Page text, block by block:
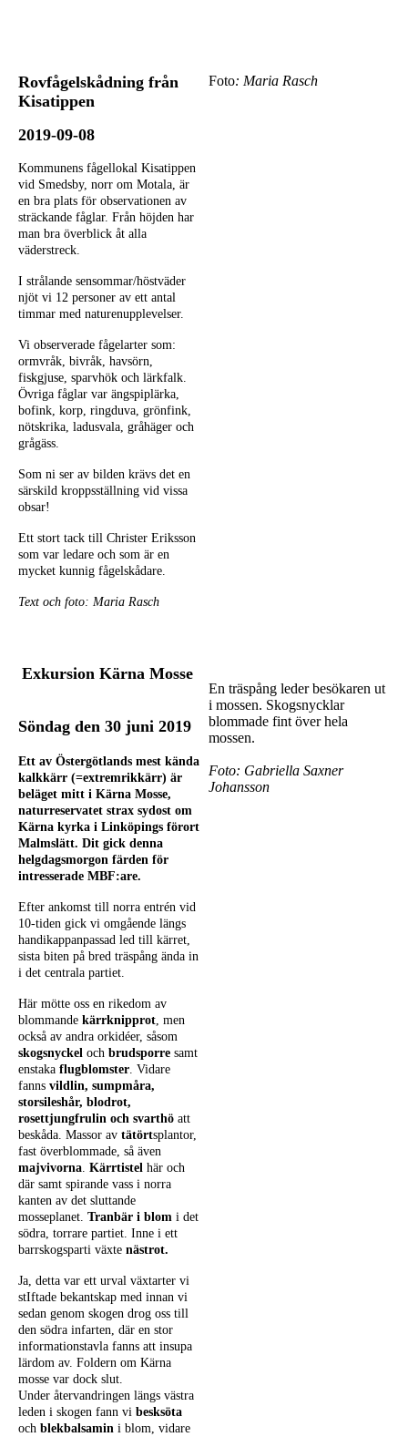
Rovfågelskådning från
Kisatippen
2019-09-08
Kommunens fågellokal Kisatippen
vid Smedsby, norr om Motala, är
en bra plats för observationen av
sträckande fåglar. Från höjden har
man bra överblick åt alla
väderstreck.
I strålande sensommar/höstväder
njöt vi 12 personer av ett antal
timmar med naturenupplevelser.
Vi observerade fågelarter som:
ormvråk, bivråk, havsörn,
fiskgjuse, sparvhök och lärkfalk.
Övriga fåglar var ängspiplärka,
bofink, korp, ringduva, grönfink,
nötskrika, ladusvala, gråhäger och
grågäss.
Som ni ser av bilden krävs det en
särskild kroppsställning vid vissa
obsar!
Ett stort tack till Christer Eriksson
som var ledare och som är en
mycket kunnig fågelskådare.
Text och foto: Maria Rasch
Foto: Maria Rasch
Exkursion Kärna Mosse
Söndag den 30 juni 2019
Ett av Östergötlands mest kända
kalkkärr (=extremrikkärr) är
beläget mitt i Kärna Mosse,
naturreservatet strax sydost om
Kärna kyrka i Linköpings förort
Malmslätt. Dit gick denna
helgdagsmorgon färden för
intresserade MBF:are.
Efter ankomst till norra entrén vid
10-tiden gick vi omgående längs
handikappanpassad led till kärret,
sista biten på bred träspång ända in
i det centrala partiet.
Här mötte oss en rikedom av
blommande kärrknipprot, men
också av andra orkidéer, såsom
skogsnyckel och brudsporre samt
enstaka flugblomster. Vidare
fanns vildlin, sumpmåra,
storsileshår, blodrot,
rosettjungfrulin och svarthö att
beskåda. Massor av tätörtsplantor,
fast överblommade, så även
majvivorna. Kärrtistel här och
där samt spirande vass i norra
kanten av det sluttande
mosseplanet. Tranbär i blom i det
södra, torrare partiet. Inne i ett
barrskogsparti växte nästrot.
Ja, detta var ett urval växtarter vi
stIftade bekantskap med innan vi
sedan genom skogen drog oss till
den södra infarten, där en stor
informationstavla fanns att insupa
lärdom av. Foldern om Kärna
mosse var dock slut.
Under återvandringen längs västra
leden i skogen fann vi besksöta
och blekbalsamin i blom, vidare
En träspång leder besökaren ut
i mossen. Skogsnycklar
blommade fint över hela
mossen.
Foto: Gabriella Saxner
Johansson